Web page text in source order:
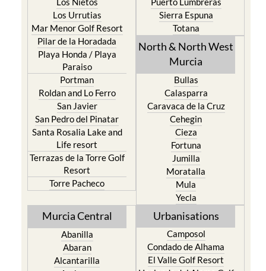
Mar Menor Golf Resort
Pilar de la Horadada
Playa Honda / Playa
Paraiso
Portman
Roldan and Lo Ferro
San Javier
San Pedro del Pinatar
Santa Rosalia Lake and
Life resort
Terrazas de la Torre Golf
Resort
Torre Pacheco
Totana
North & North West
Murcia
Bullas
Calasparra
Caravaca de la Cruz
Cehegin
Cieza
Fortuna
Jumilla
Moratalla
Mula
Yecla
Murcia Central
Abanilla
Abaran
Alcantarilla
Archena
Blanca
Urbanisations
Camposol
Condado de Alhama
El Valle Golf Resort
Hacienda del Alamo Golf
Resort